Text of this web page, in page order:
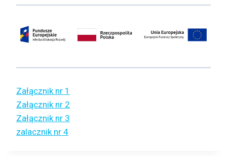
Załącznik nr 1
Załącznik nr 2
Załącznik nr 3
zalacznik nr 4